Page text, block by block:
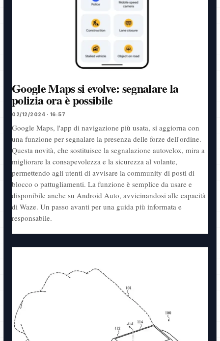
Google Maps si evolve: segnalare la
polizia ora è possibile
02/12/2024 · 16:57
Google Maps, l'app di navigazione più usata, si aggiorna con
una funzione per segnalare la presenza delle forze dell'ordine.
Questa novità, che sostituisce la segnalazione autovelox, mira a
migliorare la consapevolezza e la sicurezza al volante,
permettendo agli utenti di avvisare la community di posti di
blocco o pattugliamenti. La funzione è semplice da usare e
disponibile anche su Android Auto, avvicinandosi alle capacità
di Waze. Un passo avanti per una guida più informata e
responsabile.